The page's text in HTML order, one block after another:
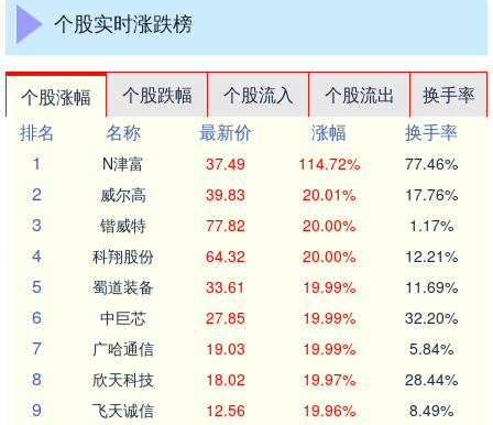
个股实时涨跌榜
个股涨幅 个股跌幅 个股流入 个股流出
换手率
排名
名称 最新价 涨幅
换手率
1
N津富 37.49 114.72% 77.46%
2 威尔高 39.83 20.01% 17.76%
3 锴威特 77.82 20.00% 1.17%
4 科翔股份 64.32 20.00% 12.21%
5 蜀道装备 33.61 19.99% 11.69%
6 中巨芯 27.85 19.99% 32.20%
7 广哈通信 19.03 19.99% 5.84%
8 欣天科技 18.02 19.97% 28.44%
9 飞天诚信 12.56 19.96% 8.49%